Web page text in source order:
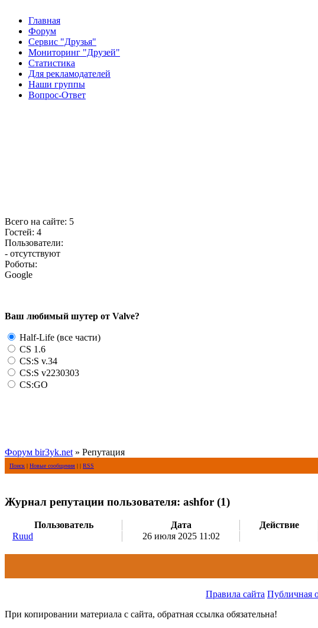
Главная
Форум
Сервис "Друзья"
Мониторинг "Друзей"
Статистика
Для рекламодателей
Наши группы
Вопрос-Ответ
Всего на сайте: 5
Гостей: 4
Пользователи:
- отсутствуют
Роботы:
Google
Ваш любимый шутер от Valve?
Half-Life (все части)
CS 1.6
CS:S v.34
CS:S v2230303
CS:GO
Форум bir3yk.net » Репутация
Поиск | Новые сообщения | | RSS
Журнал репутации пользователя: ashfor (1)
Пользователь Дата Действие
Ruud
26 июля 2025 11:02
Правила сайта Публичная
При копировании материала с сайта, обратная ссылка обязательна!